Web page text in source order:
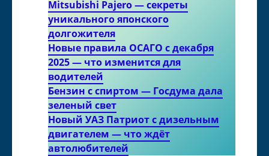
Mitsubishi Pajero — секреты
уникального японского
долгожителя
Новые правила ОСАГО с декабря
2025 — что изменится для
водителей
Бензин с спиртом — Госдума дала
зеленый свет
Новый УАЗ Патриот с дизельным
двигателем — что ждёт
автолюбителей